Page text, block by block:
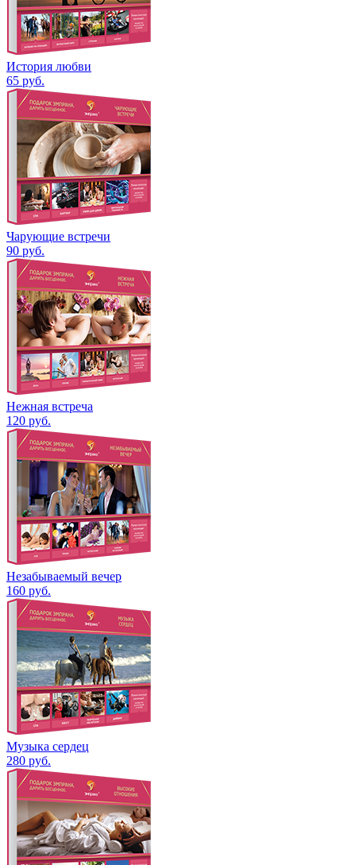
История любви
65 руб.
Чарующие встречи
90 руб.
Нежная встреча
120 руб.
Незабываемый вечер
160 руб.
Музыка сердец
280 руб.